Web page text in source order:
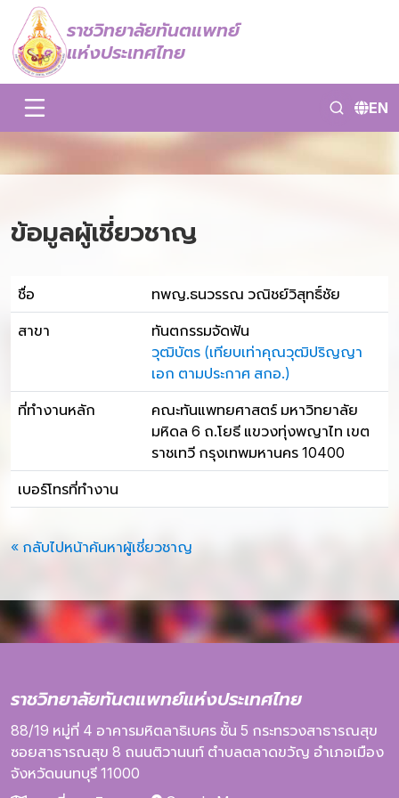
ราชวิทยาลัยทันตแพทย์
แห่งประเทศไทย
EN
ข้อมูลผู้เชี่ยวชาญ
ชื่อ ทพญ.ธนวรรณ วณิชย์วิสุทธิ์ชัย
สาขา
ทันตกรรมจัดฟัน
วุฒิบัตร (เทียบเท่าคุณวุฒิปริญญา
เอก ตามประกาศ สกอ.)
ที่ทำงานหลัก
คณะทันแพทยศาสตร์ มหาวิทยาลัย
มหิดล 6 ถ.โยธี แขวงทุ่งพญาไท เขต
ราชเทวี กรุงเทพมหานคร 10400
เบอร์โทรที่ทำงาน
« กลับไปหน้าค้นหาผู้เชี่ยวชาญ
ราชวิทยาลัยทันตแพทย์แห่งประเทศไทย
88/19 หมู่ที่ 4 อาคารมหิตลาธิเบศร ชั้น 5 กระทรวงสาธารณสุข
ซอยสาธารณสุข 8 ถนนติวานนท์ ตำบลตลาดขวัญ อำเภอเมือง
จังหวัดนนทบุรี 11000